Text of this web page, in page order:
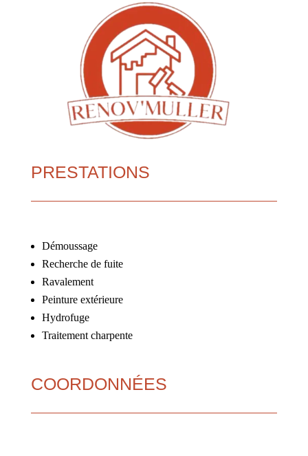
PRESTATIONS
Démoussage
Recherche de fuite
Ravalement
Peinture extérieure
Hydrofuge
Traitement charpente
COORDONNÉES